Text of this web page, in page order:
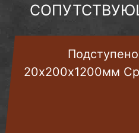
20х200х1200мм